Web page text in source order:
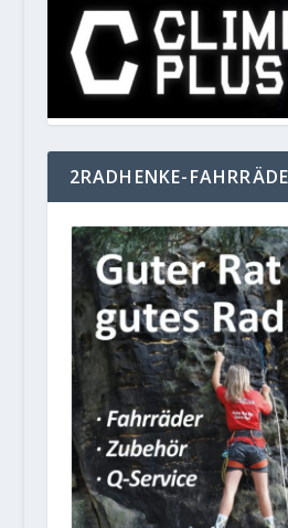
2RADHENKE-